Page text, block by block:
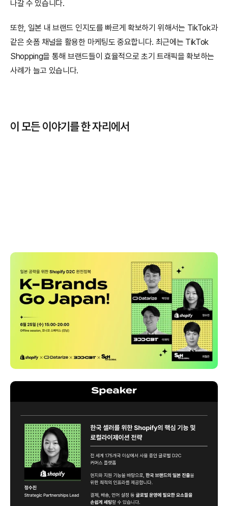
나갈 수 있습니다.
또한, 일본 내 브랜드 인지도를 빠르게 확보하기 위해서는 TikTok과
같은 숏폼 채널을 활용한 마케팅도 중요합니다. 최근에는 TikTok
Shopping을 통해 브랜드들이 효율적으로 초기 트래픽을 확보하는
사례가 늘고 있습니다.
이 모든 이야기를 한 자리에서